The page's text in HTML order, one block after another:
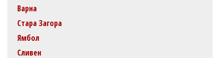
Варна
Стара Загора
Ямбол
Сливен